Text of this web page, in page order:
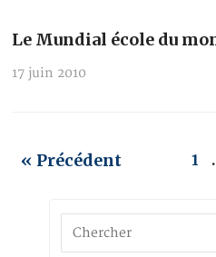
Le Mundial école du
17 juin 2010
« Précédent 1